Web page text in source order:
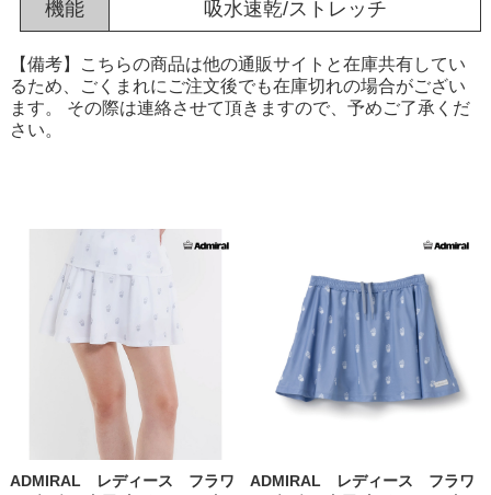
機能 吸水速乾/ストレッチ
【備考】こちらの商品は他の通販サイトと在庫共有してい
るため、ごくまれにご注文後でも在庫切れの場合がござい
ます。 その際は連絡させて頂きますので、予めご了承くだ
さい。
ADMIRAL レディース フラワ
ADMIRAL レディース フラワ